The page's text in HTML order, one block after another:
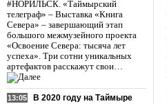
#НОРИЛЬСК. «Таймырский
телеграф» – Выставка «Книга
Севера» – завершающий этап
большого межмузейного проекта
«Освоение Севера: тысяча лет
успеха». Три сотни уникальных
артефактов расскажут свои…
13:05
В 2020 году на Таймыре